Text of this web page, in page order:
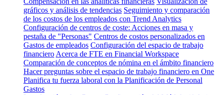
gráficos y análisis de tendencias Seguimiento y comparación
de los costos de los empleados con Trend Analytics
Configuración de centros de coste: Acciones en masa y
pestaña de "Personas" Centros de costos personalizados en
Gastos de empleados Configuración del espacio de trabajo
financiero Acerca de FTE en Financial Workspace
Comparación de conceptos de nómina en el ámbito financiero
Hacer preguntas sobre el espacio de trabajo financiero en One
Planifica tu fuerza laboral con la Planificación de Personal
Gastos